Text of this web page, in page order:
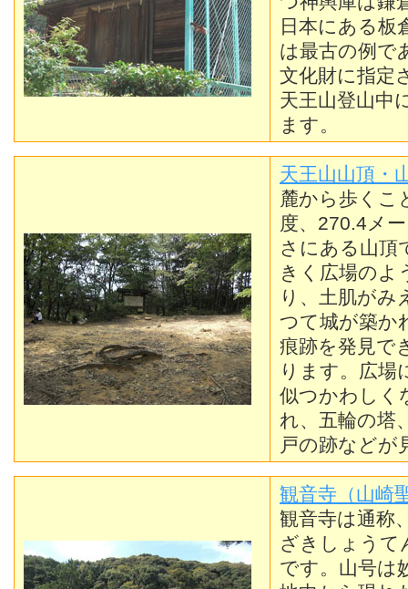
日本にある板
は最古の例で
文化財に指定
天王山登山中
ます。
天王山山頂・
麓から歩くこ
度、270.4メ
さにある山頂
きく広場のよ
り、土肌がみ
つて城が築か
痕跡を発見で
ります。広場
似つかわしく
れ、五輪の塔
戸の跡などが
観音寺（山崎
観音寺は通称
ざきしょうて
です。山号は